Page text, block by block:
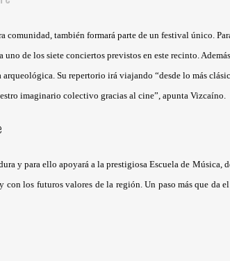
también formará parte de un festival único.
de los siete conciertos previstos en este recinto.
Su repertorio irá viajando “desde lo más
imaginario colectivo gracias al cine”, apunta Vizcaíno.
y para ello apoyará a la prestigiosa Escuela de Música,
los futuros valores de la región. Un paso más que da